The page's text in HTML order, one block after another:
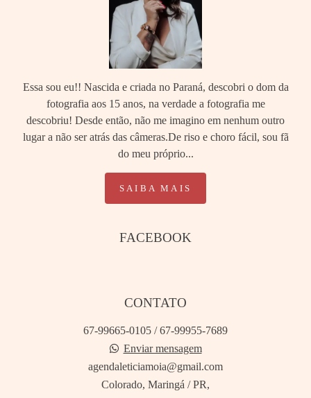
Essa sou eu!! Nascida e criada no Paraná, descobri o dom da
fotografia aos 15 anos, na verdade a fotografia me
descobriu! Desde então, não me imagino em nenhum outro
lugar a não ser atrás das câmeras.De riso e choro fácil, sou fã
do meu próprio...
SAIBA MAIS
FACEBOOK
CONTATO
67-99665-0105 / 67-99955-7689
Enviar mensagem
agendaleticiamoia@gmail.com
Colorado, Maringá / PR,